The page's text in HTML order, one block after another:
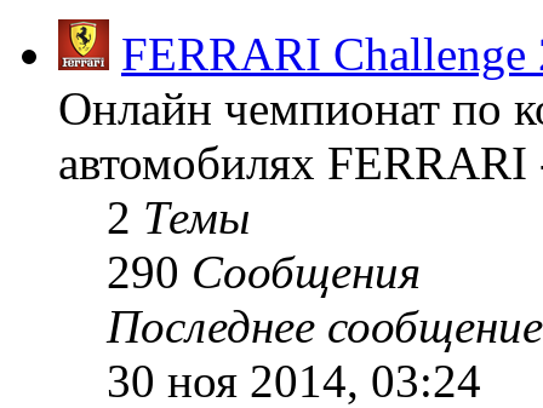
FERRARI
Онлайн чемпионат по
автомобилях
2 Темы
290 Сообщения
Последнее сообщение
30 ноя 2014, 03:24